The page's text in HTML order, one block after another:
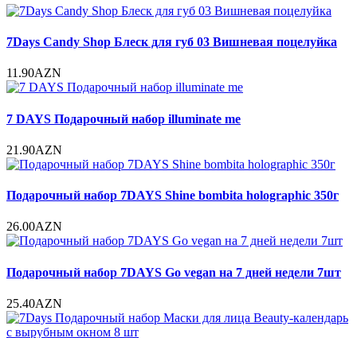
7Days Candy Shop Блеск для губ 03 Вишневая поцелуйка
11.90AZN
7 DAYS Подарочный набор illuminate me
21.90AZN
Подарочный набор 7DAYS Shine bombita holographic 350г
26.00AZN
Подарочный набор 7DAYS Go vegan на 7 дней недели 7шт
25.40AZN